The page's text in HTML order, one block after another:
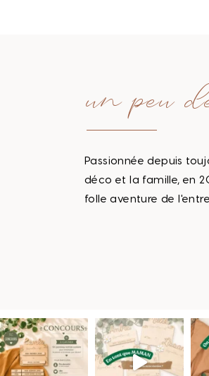
un peu
Passionnée depuis
déco et la famille, en
folle aventure de